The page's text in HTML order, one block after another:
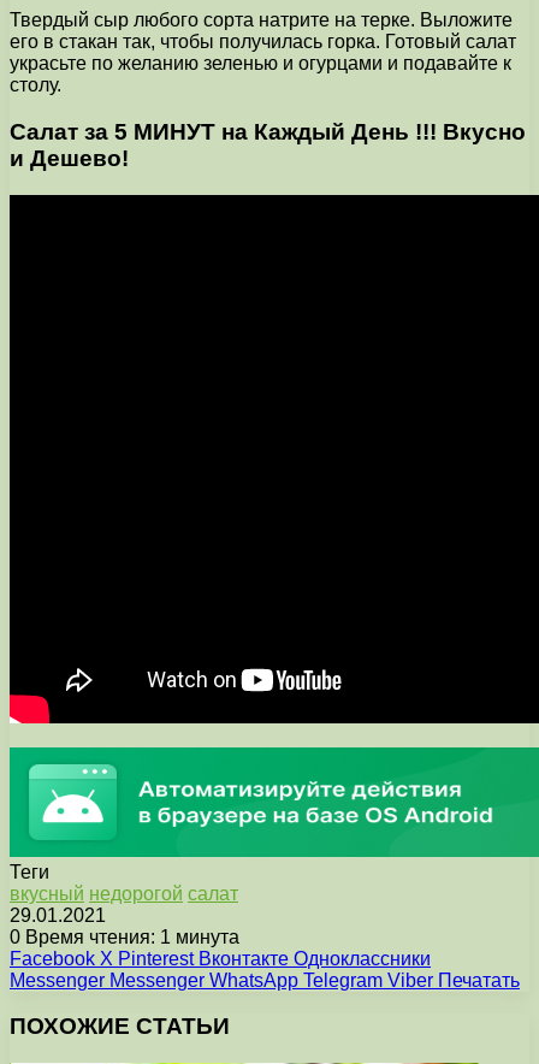
Твердый сыр любого сорта натрите на терке. Выложите
его в стакан так, чтобы получилась горка. Готовый салат
украсьте по желанию зеленью и огурцами и подавайте к
столу.
Салат за 5 МИНУТ на Каждый День !!! Вкусно
и Дешево!
Теги
вкусный недорогой салат
29.01.2021
0 Время чтения: 1 минута
Facebook X Pinterest Вконтакте Одноклассники
Messenger Messenger WhatsApp Telegram Viber Печатать
ПОХОЖИЕ СТАТЬИ